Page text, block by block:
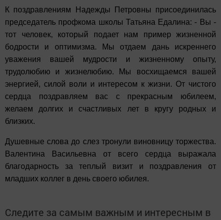
К поздравлениям Надежды Петровны присоединилась
председатель профкома школы Татьяна Едалина: - Вы -
тот человек, который подает нам пример жизненной
бодрости и оптимизма. Мы отдаем дань искреннего
уважения вашей мудрости и жизненному опыту,
трудолюбию и жизнелюбию. Мы восхищаемся вашей
энергией, силой воли и интересом к жизни. От чистого
сердца поздравляем вас с прекрасным юбилеем,
желаем долгих и счастливых лет в кругу родных и
близких.
Душевные слова до слез тронули виновницу торжества.
Валентина Васильевна от всего сердца выражала
благодарность за теплый визит и поздравления от
младших коллег в день своего юбилея.
Следите за самым важным и интересным в